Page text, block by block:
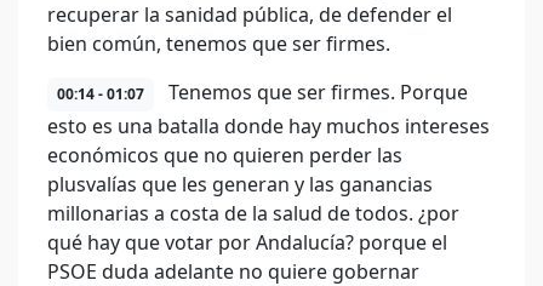
recuperar la sanidad pública, de defender el
bien común, tenemos que ser firmes.
00:14 - 01:07
Tenemos que ser firmes. Porque
esto es una batalla donde hay muchos intereses
económicos que no quieren perder las
plusvalías que les generan y las ganancias
millonarias a costa de la salud de todos. ¿por
qué hay que votar por Andalucía? porque el
PSOE duda adelante no quiere gobernar